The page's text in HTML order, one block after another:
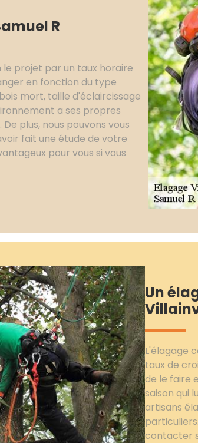
R
le projet par un taux horaire
en fonction du type
mort, taille d'éclaircissage
a ses propres
plus, nous pouvons vous
fait une étude de votre
pour vous si vous
Un
L'élagage
taux de
de le faire
saison qui
artisans
contacter